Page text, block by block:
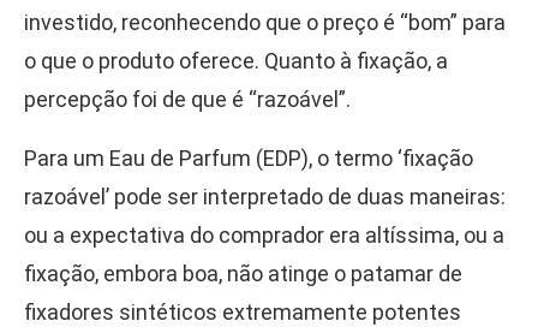
investido, reconhecendo que o preço é “bom” para
o que o produto oferece. Quanto à fixação, a
percepção foi de que é “razoável”.
Para um Eau de Parfum (EDP), o termo ‘fixação
razoável’ pode ser interpretado de duas maneiras:
ou a expectativa do comprador era altíssima, ou a
fixação, embora boa, não atinge o patamar de
fixadores sintéticos extremamente potentes